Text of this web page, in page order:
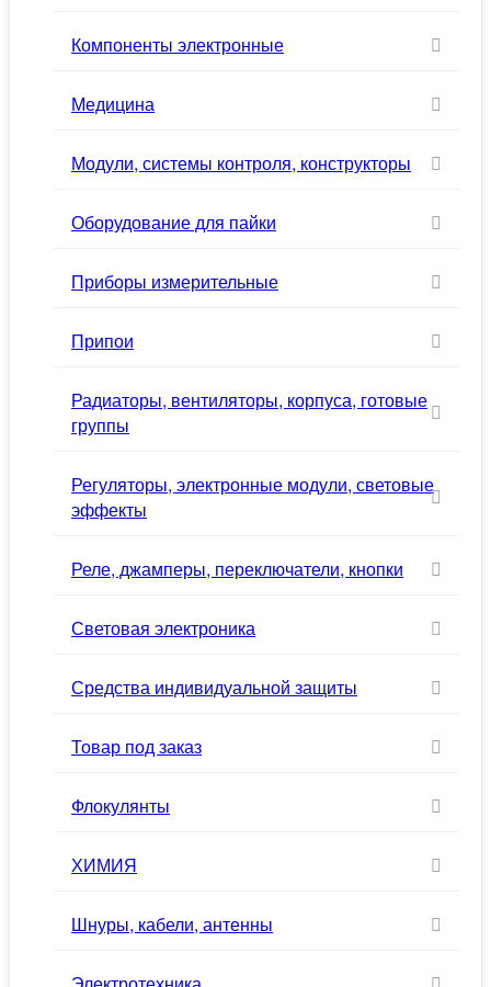
Компоненты электронные
Медицина
Модули, системы контроля, конструкторы
Оборудование для пайки
Приборы измерительные
Припои
Радиаторы, вентиляторы, корпуса, готовые
группы
Регуляторы, электронные модули, световые
эффекты
Реле, джамперы, переключатели, кнопки
Световая электроника
Средства индивидуальной защиты
Товар под заказ
Флокулянты
ХИМИЯ
Шнуры, кабели, антенны